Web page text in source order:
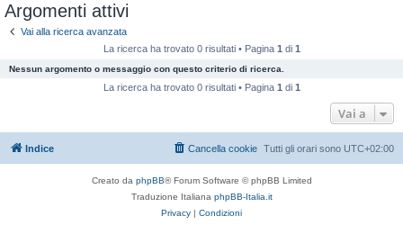
Argomenti attivi
Vai alla ricerca avanzata
La ricerca ha trovato 0 risultati • Pagina 1 di 1
Nessun argomento o messaggio con questo criterio di ricerca.
La ricerca ha trovato 0 risultati • Pagina 1 di 1
Vai a
Indice Tutti gli orari sono UTC+02:00
Cancella cookie
Creato da phpBB® Forum Software © phpBB Limited
Traduzione Italiana phpBB-Italia.it
Privacy | Condizioni